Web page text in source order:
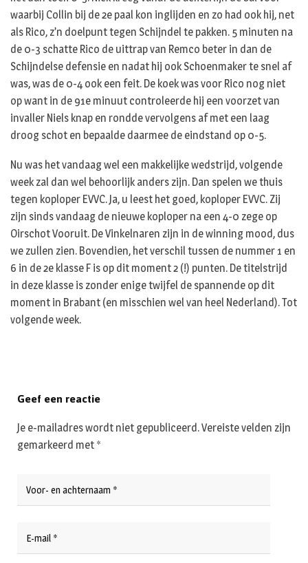
waarbij Collin bij de 2e paal kon inglijden en zo had ook hij, net
als Rico, z’n doelpunt tegen Schijndel te pakken. 5 minuten na
de 0-3 schatte Rico de uittrap van Remco beter in dan de
Schijndelse defensie en nadat hij ook Schoenmaker te snel af
was, was de 0-4 ook een feit. De koek was voor Rico nog niet
op want in de 91e minuut controleerde hij een voorzet van
invaller Niels knap en rondde vervolgens af met een laag
droog schot en bepaalde daarmee de eindstand op 0-5.
Nu was het vandaag wel een makkelijke wedstrijd, volgende
week zal dan wel behoorlijk anders zijn. Dan spelen we thuis
tegen koploper EVVC. Ja, u leest het goed, koploper EVVC. Zij
zijn sinds vandaag de nieuwe koploper na een 4-0 zege op
Oirschot Vooruit. De Vinkelnaren zijn in de winning mood, dus
we zullen zien. Bovendien, het verschil tussen de nummer 1 en
6 in de 2e klasse F is op dit moment 2 (!) punten. De titelstrijd
in deze klasse is zonder enige twijfel de spannende op dit
moment in Brabant (en misschien wel van heel Nederland). Tot
volgende week.
Geef een reactie
Je e-mailadres wordt niet gepubliceerd.Vereiste velden zijn
gemarkeerd met *